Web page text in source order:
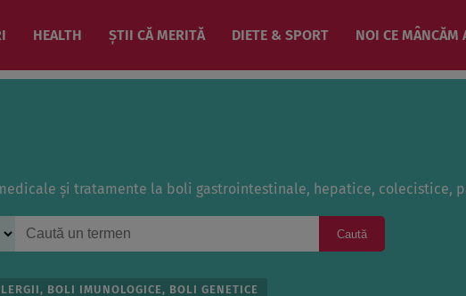
HEALTH ȘTII CĂ MERITĂ DIETE & SPORT NOI CE MÂNCĂM
și tratamente la boli gastrointestinale, hepatice, colecistice,
Caută
BOLI IMUNOLOGICE, BOLI GENETICE